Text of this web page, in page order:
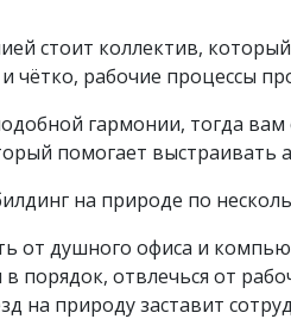
стоит коллектив,
чётко, рабочие процессы
гармонии, тогда
помогает
на природе по
от душного офиса и
порядок, отвлечься от
на природу заставит